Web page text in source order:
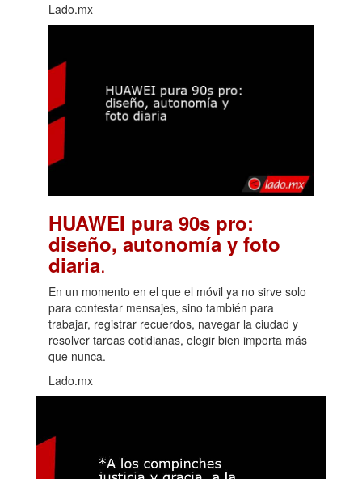
Lado.mx
HUAWEI pura 90s pro:
diseño, autonomía y foto
diaria.
En un momento en el que el móvil ya no sirve solo
para contestar mensajes, sino también para
trabajar, registrar recuerdos, navegar la ciudad y
resolver tareas cotidianas, elegir bien importa más
que nunca.
Lado.mx